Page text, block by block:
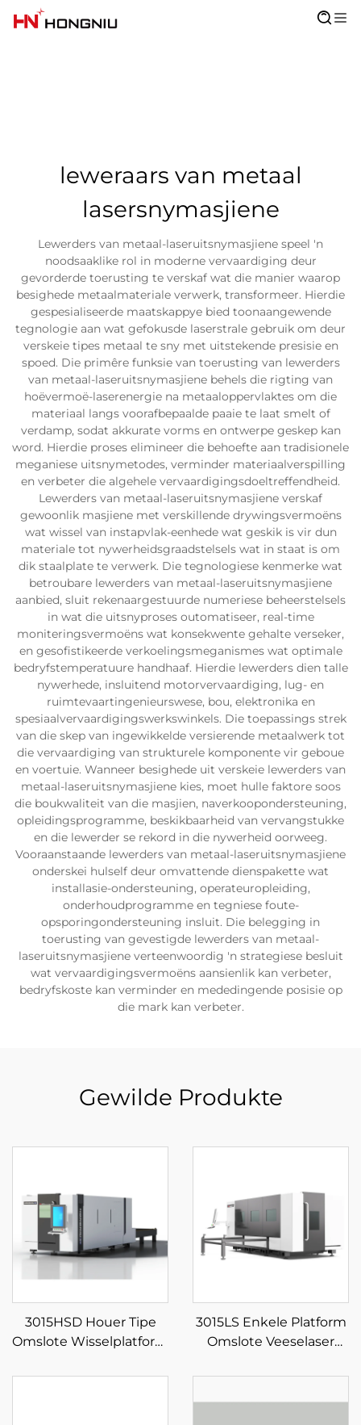
leweraars van metaal
lasersnymasjiene
Lewerders van metaal-laseruitsnymasjiene speel 'n
noodsaaklike rol in moderne vervaardiging deur
gevorderde toerusting te verskaf wat die manier waarop
besighede metaalmateriale verwerk, transformeer. Hierdie
gespesialiseerde maatskappye bied toonaangewende
tegnologie aan wat gefokusde laserstrale gebruik om deur
verskeie tipes metaal te sny met uitstekende presisie en
spoed. Die primêre funksie van toerusting van lewerders
van metaal-laseruitsnymasjiene behels die rigting van
hoëvermoë-laserenergie na metaaloppervlaktes om die
materiaal langs voorafbepaalde paaie te laat smelt of
verdamp, sodat akkurate vorms en ontwerpe geskep kan
word. Hierdie proses elimineer die behoefte aan tradisionele
meganiese uitsnymetodes, verminder materiaalverspilling
en verbeter die algehele vervaardigingsdoeltreffendheid.
Lewerders van metaal-laseruitsnymasjiene verskaf
gewoonlik masjiene met verskillende drywingsvermoëns
wat wissel van instapvlak-eenhede wat geskik is vir dun
materiale tot nywerheidsgraadstelsels wat in staat is om
dik staalplate te verwerk. Die tegnologiese kenmerke wat
betroubare lewerders van metaal-laseruitsnymasjiene
aanbied, sluit rekenaargestuurde numeriese beheerstelsels
in wat die uitsnyproses outomatiseer, real-time
moniteringsvermoëns wat konsekwente gehalte verseker,
en gesofistikeerde verkoelingsmeganismes wat optimale
bedryfstemperatuure handhaaf. Hierdie lewerders dien talle
nywerhede, insluitend motorvervaardiging, lug- en
ruimtevaartingenieurswese, bou, elektronika en
spesiaalvervaardigingswerkswinkels. Die toepassings strek
van die skep van ingewikkelde versierende metaalwerk tot
die vervaardiging van strukturele komponente vir geboue
en voertuie. Wanneer besighede uit verskeie lewerders van
metaal-laseruitsnymasjiene kies, moet hulle faktore soos
die boukwaliteit van die masjien, naverkoopondersteuning,
opleidingsprogramme, beskikbaarheid van vervangstukke
en die lewerder se rekord in die nywerheid oorweeg.
Vooraanstaande lewerders van metaal-laseruitsnymasjiene
onderskei hulself deur omvattende dienspakette wat
installasie-ondersteuning, operateuropleiding,
onderhoudprogramme en tegniese foute-
opsporingondersteuning insluit. Die belegging in
toerusting van gevestigde lewerders van metaal-
laseruitsnymasjiene verteenwoordig 'n strategiese besluit
wat vervaardigingsvermoëns aansienlik kan verbeter,
bedryfskoste kan verminder en mededingende posisie op
die mark kan verbeter.
Gewilde Produkte
3015HSD Houer Tipe
Omslote Wisselplatform
3015LS Enkele Platform
Omslote Veeselaser